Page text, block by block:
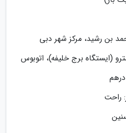
بن رشید، مرکز شهر دبی
(ایستگاه برج خلیفه)، اتوبوس
راحت